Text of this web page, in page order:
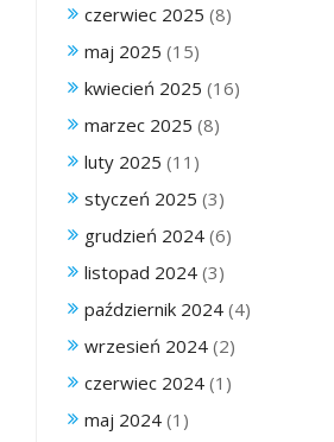
czerwiec 2025 (8)
maj 2025 (15)
kwiecień 2025 (16)
marzec 2025 (8)
luty 2025 (11)
styczeń 2025 (3)
grudzień 2024 (6)
listopad 2024 (3)
październik 2024 (4)
wrzesień 2024 (2)
czerwiec 2024 (1)
maj 2024 (1)